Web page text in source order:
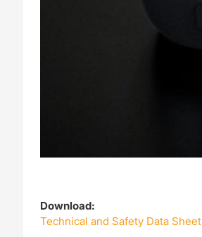
Download:
Technical and Safety Data Sheet